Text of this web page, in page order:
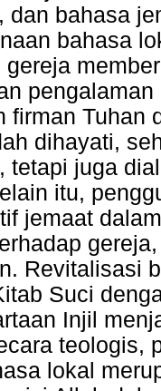
dan bahasa
bahasa
gereja
firman Tuhan
dihayati,
tetapi juga
itu,
jemaat
Revitalisasi
Suci
Injil
teologis,
lokal